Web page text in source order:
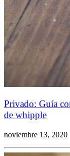
Privado: Guía
de whipple
noviembre 13, 2020